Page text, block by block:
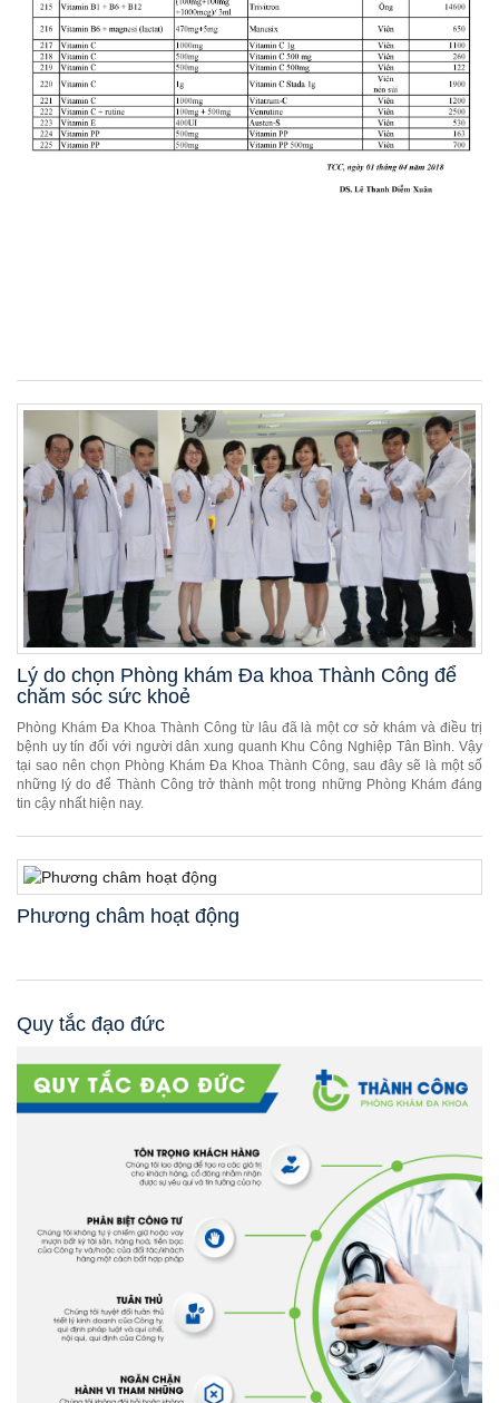
Lý do chọn Phòng khám Đa khoa Thành Công để
chăm sóc sức khoẻ
Phòng Khám Đa Khoa Thành Công từ lâu đã là một cơ sở khám và điều trị
bệnh uy tín đối với người dân xung quanh Khu Công Nghiệp Tân Bình. Vậy
tại sao nên chọn Phòng Khám Đa Khoa Thành Công, sau đây sẽ là một số
những lý do để Thành Công trở thành một trong những Phòng Khám đáng
tin cậy nhất hiện nay.
Phương châm hoạt động
Quy tắc đạo đức